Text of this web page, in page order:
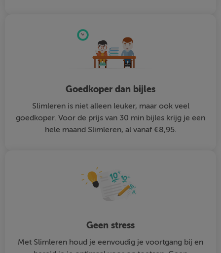
Goedkoper dan bijles
Slimleren is niet alleen leuker, maar ook veel
goedkoper. Voor de prijs van 30 min bijles krijg je een
hele maand Slimleren, al vanaf €8,95.
Geen stress
Met Slimleren houd je eenvoudig je voortgang bij en